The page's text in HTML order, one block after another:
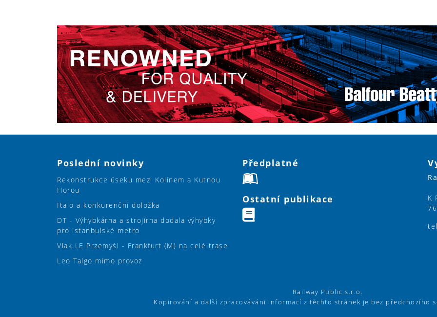
Poslední novinky
Rekonstrukce úseku mezi Kolínem a Kutnou
Horou
Italo a konkurenční doložka
DT - Výhybkárna a strojírna dodala výhybky
pro istanbulské metro
Vlak LE Przemyśl - Frankfurt (M) na celé trase
Leo Talgo mimo provoz
Předplatné
Ostatní publikace
K
Railway Public s.r.o.
Kopírování a další zpracovávání informací z těchto stránek je bez předchozího